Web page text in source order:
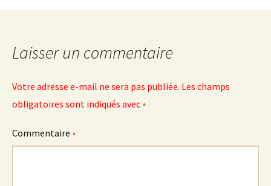
articles
Laisser un commentaire
Votre adresse e-mail ne sera pas publiée. Les champs
obligatoires sont indiqués avec *
Commentaire *